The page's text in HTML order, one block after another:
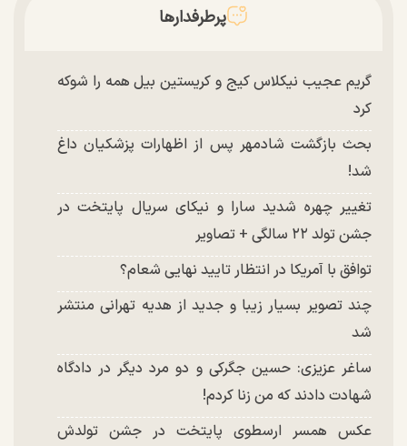
پرطرفدارها
گریم عجیب نیکلاس کیج و کریستین بیل همه را شوکه
کرد
بحث بازگشت شادمهر پس از اظهارات پزشکیان داغ
شد!
تغییر چهره شدید سارا و نیکای سریال پایتخت در
جشن تولد ۲۲ سالگی + تصاویر
توافق با آمریکا در انتظار تایید نهایی شعام؟
چند تصویر بسیار زیبا و جدید از هدیه تهرانی منتشر
شد
ساغر عزیزی: حسین جگرکی و دو مرد دیگر در دادگاه
شهادت دادند که من زنا کردم!
عکس همسر ارسطوی پایتخت در جشن تولدش